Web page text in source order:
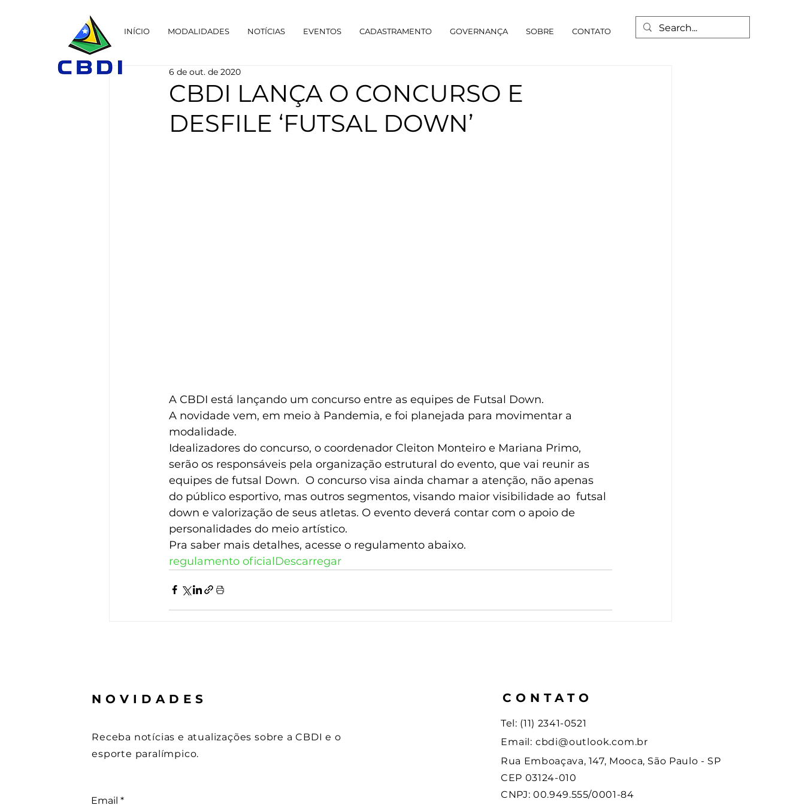
INÍCIO MODALIDADES NOTÍCIAS EVENTOS CADASTRAMENTO GOVERNANÇA SOBRE CONTATO
CBDI LANÇA O CONCURSO E
DESFILE ‘FUTSAL DOWN’
6 de out. de 2020
A CBDI está lançando um concurso entre as equipes de Futsal Down.
A novidade vem, em meio à Pandemia, e foi planejada para movimentar a
modalidade.
Idealizadores do concurso, o coordenador Cleiton Monteiro e Mariana Primo,
serão os responsáveis pela organização estrutural do evento, que vai reunir as
equipes de futsal Down.  O concurso visa ainda chamar a atenção, não apenas
do público esportivo, mas outros segmentos, visando maior visibilidade ao  futsal
down e valorização de seus atletas. O evento deverá contar com o apoio de
personalidades do meio artístico.
Pra saber mais detalhes, acesse o regulamento abaixo.
regulamento oficialDescarregar
NOVIDADES
Receba notícias e atualizações sobre a CBDI e o
esporte paralímpico.
Email
CONTATO
Tel: (11) 2341-0521
Email: cbdi@outlook.com.br
Rua Emboaçava, 147, Mooca, São Paulo - SP
CEP 03124-010
CNPJ: 00.949.555/0001-84